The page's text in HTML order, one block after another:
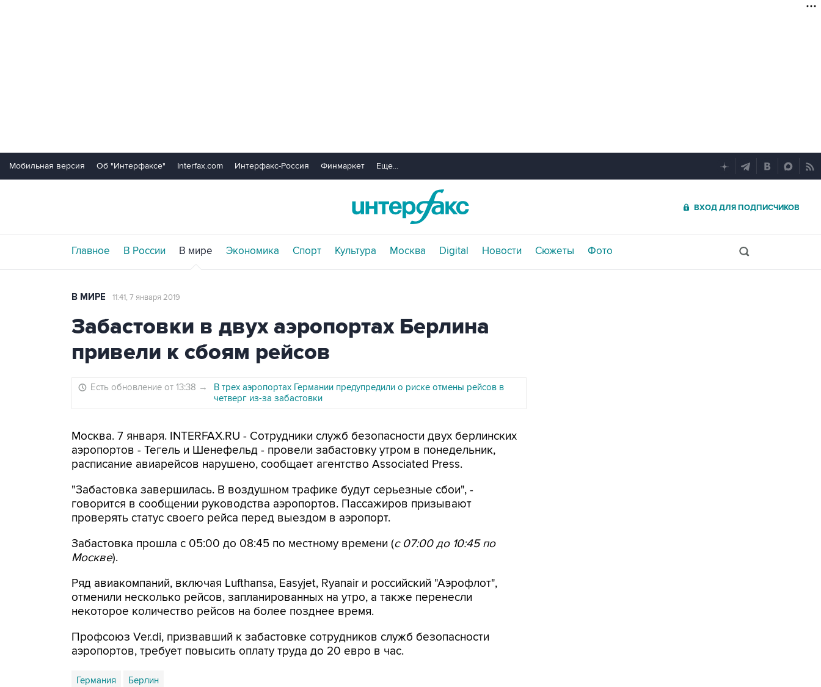
Мобильная версия Об "Интерфаксе" Interfax.com Интерфакс-Россия Финмаркет Еще...
ВХОД ДЛЯ ПОДПИСЧИКОВ
Главное В России В мире Экономика Спорт Культура Москва Digital Новости Сюжеты Фото
В МИРЕ 11:41, 7 января 2019
Забастовки в двух аэропортах Берлина
привели к сбоям рейсов
Есть обновление от 13:38 →
В трех аэропортах Германии предупредили о риске отмены рейсов в
четверг из-за забастовки
Москва. 7 января. INTERFAX.RU - Сотрудники служб безопасности двух берлинских
аэропортов - Тегель и Шенефельд - провели забастовку утром в понедельник,
расписание авиарейсов нарушено, сообщает агентство Associated Press.
"Забастовка завершилась. В воздушном трафике будут серьезные сбои", -
говорится в сообщении руководства аэропортов. Пассажиров призывают
проверять статус своего рейса перед выездом в аэропорт.
Забастовка прошла с 05:00 до 08:45 по местному времени (с 07:00 до 10:45 по
Москве).
Ряд авиакомпаний, включая Lufthansa, Easyjet, Ryanair и российский "Аэрофлот",
отменили несколько рейсов, запланированных на утро, а также перенесли
некоторое количество рейсов на более позднее время.
Профсоюз Ver.di, призвавший к забастовке сотрудников служб безопасности
аэропортов, требует повысить оплату труда до 20 евро в час.
Германия Берлин